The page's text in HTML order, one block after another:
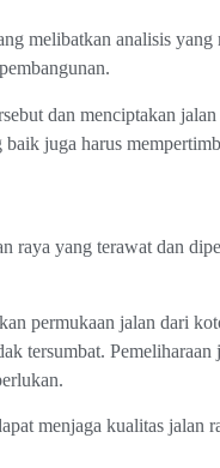
melibatkan analisis
dan menciptakan
juga harus
raya yang terawat dan
permukaan jalan dari
tersumbat.
menjaga kualitas jalan